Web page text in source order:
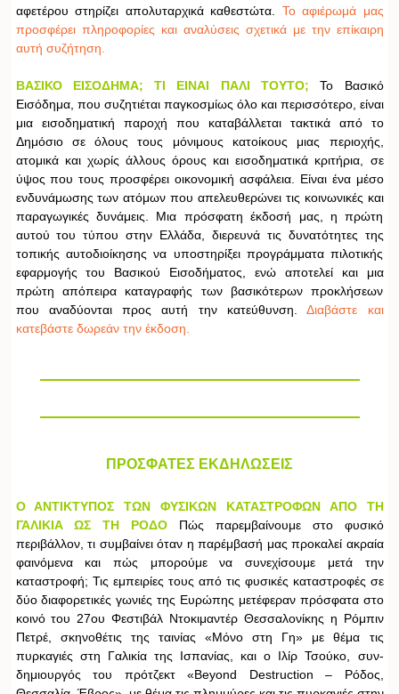
αφετέρου στηρίζει απολυταρχικά καθεστώτα. Το αφιέρωμά μας
προσφέρει πληροφορίες και αναλύσεις σχετικά με την επίκαιρη
αυτή συζήτηση.
ΒΑΣΙΚΟ ΕΙΣΟΔΗΜΑ; ΤΙ ΕΙΝΑΙ ΠΑΛΙ ΤΟΥΤΟ; Το Βασικό
Εισόδημα, που συζητιέται παγκοσμίως όλο και περισσότερο, είναι
μια εισοδηματική παροχή που καταβάλλεται τακτικά από το
Δημόσιο σε όλους τους μόνιμους κατοίκους μιας περιοχής,
ατομικά και χωρίς άλλους όρους και εισοδηματικά κριτήρια, σε
ύψος που τους προσφέρει οικονομική ασφάλεια. Είναι ένα μέσο
ενδυνάμωσης των ατόμων που απελευθερώνει τις κοινωνικές και
παραγωγικές δυνάμεις. Μια πρόσφατη έκδοσή μας, η πρώτη
αυτού του τύπου στην Ελλάδα, διερευνά τις δυνατότητες της
τοπικής αυτοδιοίκησης να υποστηρίξει προγράμματα πιλοτικής
εφαρμογής του Βασικού Εισοδήματος, ενώ αποτελεί και μια
πρώτη απόπειρα καταγραφής των βασικότερων προκλήσεων
που αναδύονται προς αυτή την κατεύθυνση.Διαβάστε και
κατεβάστε δωρεάν την έκδοση.
ΠΡΟΣΦΑΤΕΣ ΕΚΔΗΛΩΣΕΙΣ
Ο ΑΝΤΙΚΤΥΠΟΣ ΤΩΝ ΦΥΣΙΚΩΝ ΚΑΤΑΣΤΡΟΦΩΝ ΑΠΟ ΤΗ
ΓΑΛΙΚΙΑ ΩΣ ΤΗ ΡΟΔΟ Πώς παρεμβαίνουμε στο φυσικό
περιβάλλον, τι συμβαίνει όταν η παρέμβασή μας προκαλεί ακραία
φαινόμενα και πώς μπορούμε να συνεχίσουμε μετά την
καταστροφή; Τις εμπειρίες τους από τις φυσικές καταστροφές σε
δύο διαφορετικές γωνιές της Ευρώπης μετέφεραν πρόσφατα στο
κοινό του 27ου Φεστιβάλ Ντοκιμαντέρ Θεσσαλονίκης η Ρόμπιν
Πετρέ, σκηνοθέτις της ταινίας «Μόνο στη Γη» με θέμα τις
πυρκαγιές στη Γαλικία της Ισπανίας, και ο Ιλίρ Τσούκο, συν-
δημιουργός του πρότζεκτ «Beyond Destruction – Ρόδος,